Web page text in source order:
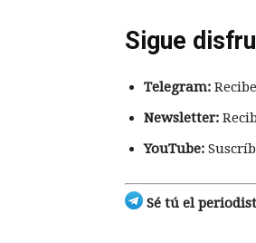
Sigue
Telegram:
Newsletter:
YouTube:
Sé tú el